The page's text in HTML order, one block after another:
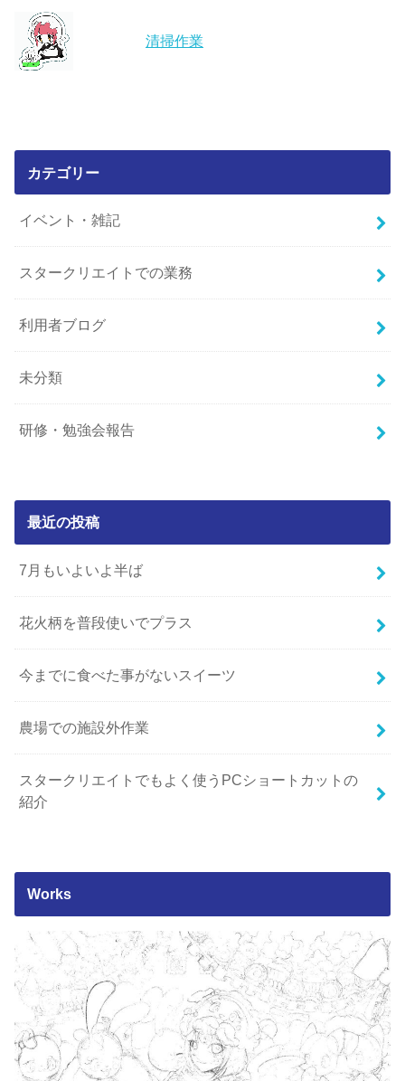
清掃作業
カテゴリー
イベント・雑記
スタークリエイトでの業務
利用者ブログ
未分類
研修・勉強会報告
最近の投稿
7月もいよいよ半ば
花火柄を普段使いでプラス
今までに食べた事がないスイーツ
農場での施設外作業
スタークリエイトでもよく使うPCショートカットの
紹介
Works